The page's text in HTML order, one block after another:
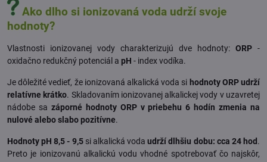
Ako dlho si ionizovaná voda udrží svoje
hodnoty?
Vlastnosti ionizovanej vody charakterizujú dve hodnoty: ORP -
oxidačno redukčný potenciál a pH - index vodíka.
Je dôležité vedieť, že ionizovaná alkalická voda si hodnoty ORP udrží
relatívne krátko. Skladovaním ionizovanej alkalickej vody v uzavretej
nádobe sa záporné hodnoty ORP v priebehu 6 hodín zmenia na
nulové alebo slabo pozitívne.
Hodnoty pH 8,5 - 9,5si alkalická vodaudrží dlhšiu dobu: cca 24 hod .
Preto je ionizovanú alkalickú vodu vhodné spotrebovať čo najskôr,